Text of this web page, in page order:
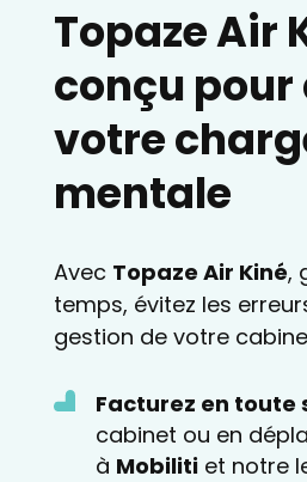
Topaze Air
conçu
votre
mentale
Avec Topaze Air Kiné,
temps, évitez les
gestion de votre
Facturez en toute
cabinet ou en
à Mobilitiet notre